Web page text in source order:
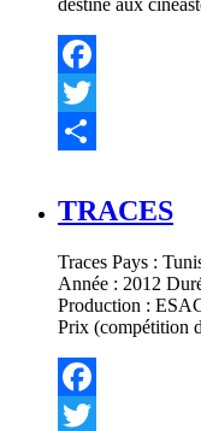
Facebook
Twitter
TRACES
Traces Pays :
Année : 2012
Production :
Prix (compétition
Facebook